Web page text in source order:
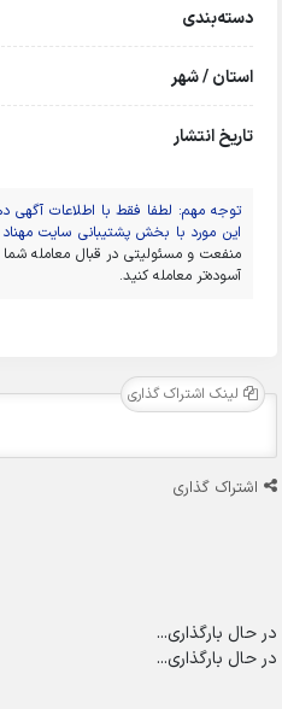
دسته‌بندی
استان / شهر
تاریخ انتشار
توجه مهم: لطفا فقط با اطلاعات آگهی
این مورد با بخش پشتیبانی سایت
منفعت و مسئولیتی در قبال معامله شما
آسوده‌تر معامله کنید.
لینک اشتراک گذاری
اشتراک گذاری
در حال بارگذاری...
در حال بارگذاری...